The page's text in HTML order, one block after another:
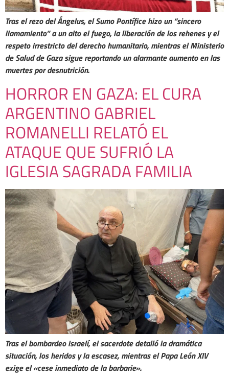
Tras el rezo del Ángelus, el Sumo Pontífice hizo un “sincero
llamamiento” a un alto el fuego, la liberación de los rehenes y el
respeto irrestricto del derecho humanitario, mientras el Ministerio
de Salud de Gaza sigue reportando un alarmante aumento en las
muertes por desnutrición.
HORROR EN GAZA: EL CURA
ARGENTINO GABRIEL
ROMANELLI RELATÓ EL
ATAQUE QUE SUFRIÓ LA
IGLESIA SAGRADA FAMILIA
Tras el bombardeo israelí, el sacerdote detalló la dramática
situación, los heridos y la escasez, mientras el Papa León XIV
exige el «cese inmediato de la barbarie».